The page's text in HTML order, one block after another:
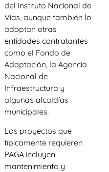
del Instituto Nacional de
Vías, aunque también lo
adoptan otras
entidades contratantes
como el Fondo de
Adaptación, la Agencia
Nacional de
Infraestructura y
algunas alcaldías
municipales.
Los proyectos que
típicamente requieren
PAGA incluyen
mantenimiento y